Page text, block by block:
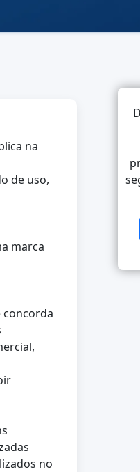
na
de uso,
marca
concorda
no